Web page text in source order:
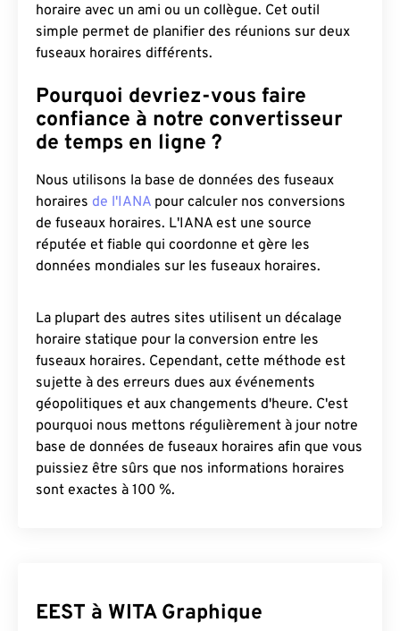
horaire avec un ami ou un collègue. Cet outil
simple permet de planifier des réunions sur deux
fuseaux horaires différents.
Pourquoi devriez-vous faire
confiance à notre convertisseur
de temps en ligne ?
Nous utilisons la base de données des fuseaux
horaires de l'IANA pour calculer nos conversions
de fuseaux horaires. L'IANA est une source
réputée et fiable qui coordonne et gère les
données mondiales sur les fuseaux horaires.
La plupart des autres sites utilisent un décalage
horaire statique pour la conversion entre les
fuseaux horaires. Cependant, cette méthode est
sujette à des erreurs dues aux événements
géopolitiques et aux changements d'heure. C'est
pourquoi nous mettons régulièrement à jour notre
base de données de fuseaux horaires afin que vous
puissiez être sûrs que nos informations horaires
sont exactes à 100 %.
EEST à WITA Graphique